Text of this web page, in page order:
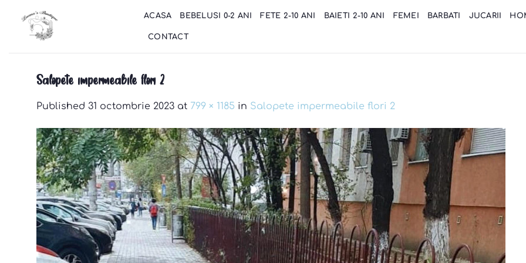
content
ACASA BEBELUSI 0-2 ANI FETE 2-10 ANI BAIETI 2-10 ANI FEMEI BARBATI JUCARII
CONTACT
Salopete impermeabile flori 2
Published 31 octombrie 2023 at 799 × 1185 in Salopete impermeabile flori 2